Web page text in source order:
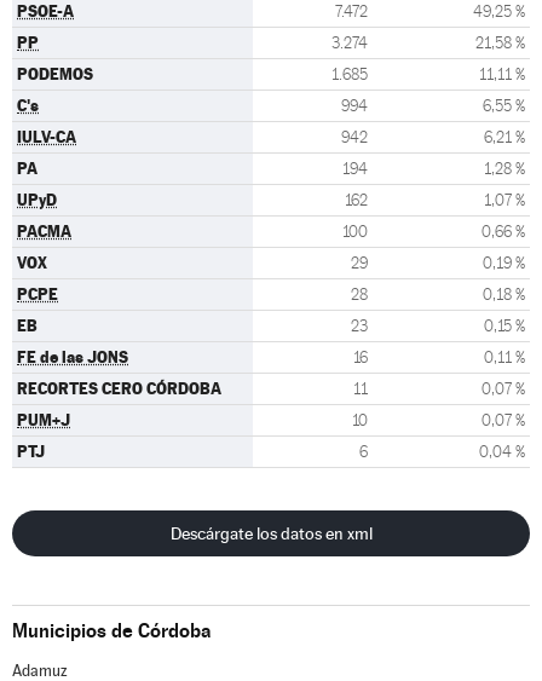
PSOE-A 7.472 49,25 %
PP 3.274 21,58 %
PODEMOS 1.685 11,11 %
C's 994 6,55 %
IULV-CA 942 6,21 %
PA 194 1,28 %
UPyD 162 1,07 %
PACMA 100 0,66 %
VOX 29 0,19 %
PCPE 28 0,18 %
EB 23 0,15 %
FE de las JONS 16 0,11 %
RECORTES CERO CÓRDOBA 11 0,07 %
PUM+J 10 0,07 %
PTJ 6 0,04 %
Descárgate los datos en xml
Municipios de Córdoba
Adamuz